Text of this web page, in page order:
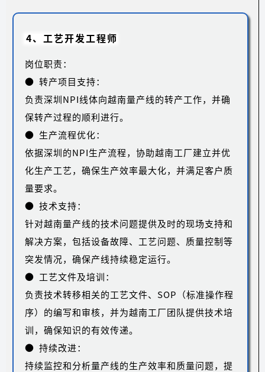
4、工艺开发工程师
岗位职责：
● 转产项目支持：
负责深圳NPI线体向越南量产线的转产工作，并确
保转产过程的顺利进行。
● 生产流程优化：
依据深圳的NPI生产流程，协助越南工厂建立并优
化生产工艺，确保生产效率最大化，并满足客户质
量要求。
● 技术支持：
针对越南量产线的技术问题提供及时的现场支持和
解决方案，包括设备故障、工艺问题、质量控制等
突发情况，确保产线持续稳定运行。
● 工艺文件及培训：
负责技术转移相关的工艺文件、SOP（标准操作程
序）的编写和审核，并为越南工厂团队提供技术培
训，确保知识的有效传递。
● 持续改进：
持续监控和分析量产线的生产效率和质量问题，提